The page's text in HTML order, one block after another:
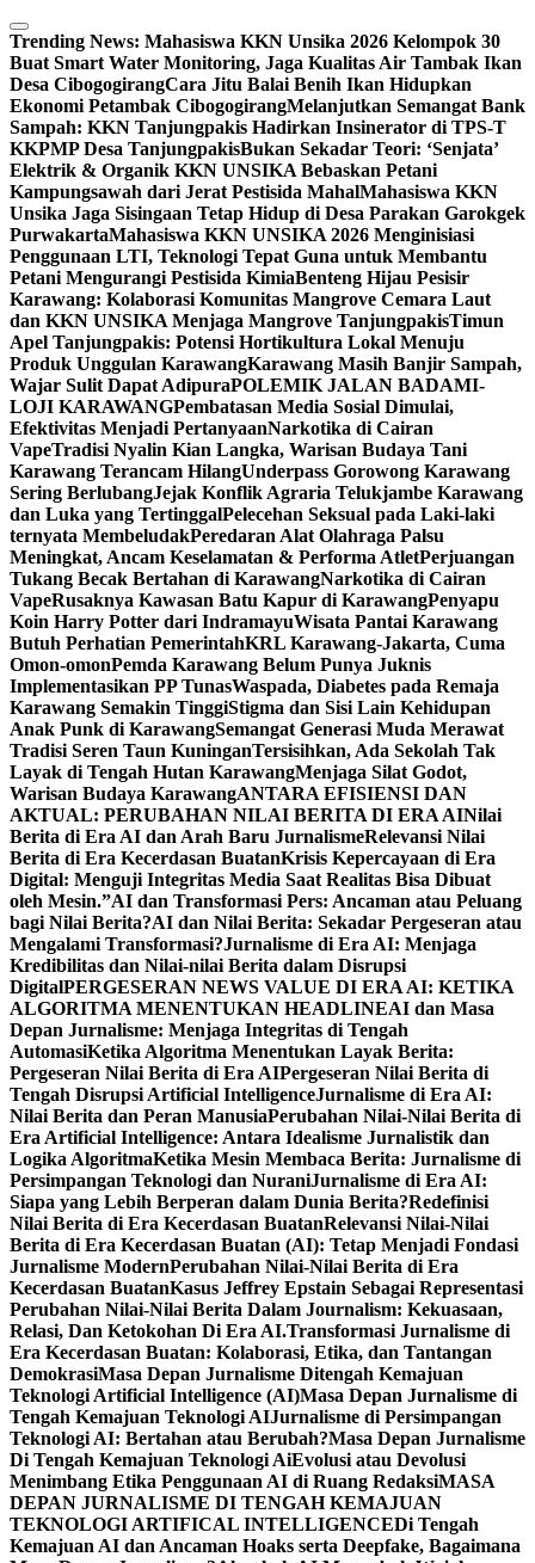
Skip
to
content
Trending News: Mahasiswa KKN Unsika 2026 Kelompok 30
Buat Smart Water Monitoring, Jaga Kualitas Air Tambak Ikan
Desa CibogogirangCara Jitu Balai Benih Ikan Hidupkan
Ekonomi Petambak CibogogirangMelanjutkan Semangat Bank
Sampah: KKN Tanjungpakis Hadirkan Insinerator di TPS-T
KKPMP Desa TanjungpakisBukan Sekadar Teori: ‘Senjata’
Elektrik & Organik KKN UNSIKA Bebaskan Petani
Kampungsawah dari Jerat Pestisida MahalMahasiswa KKN
Unsika Jaga Sisingaan Tetap Hidup di Desa Parakan Garokgek
PurwakartaMahasiswa KKN UNSIKA 2026 Menginisiasi
Penggunaan LTI, Teknologi Tepat Guna untuk Membantu
Petani Mengurangi Pestisida KimiaBenteng Hijau Pesisir
Karawang: Kolaborasi Komunitas Mangrove Cemara Laut
dan KKN UNSIKA Menjaga Mangrove TanjungpakisTimun
Apel Tanjungpakis: Potensi Hortikultura Lokal Menuju
Produk Unggulan KarawangKarawang Masih Banjir Sampah,
Wajar Sulit Dapat AdipuraPOLEMIK JALAN BADAMI-
LOJI KARAWANGPembatasan Media Sosial Dimulai,
Efektivitas Menjadi PertanyaanNarkotika di Cairan
VapeTradisi Nyalin Kian Langka, Warisan Budaya Tani
Karawang Terancam HilangUnderpass Gorowong Karawang
Sering BerlubangJejak Konflik Agraria Telukjambe Karawang
dan Luka yang TertinggalPelecehan Seksual pada Laki-laki
ternyata MembeludakPeredaran Alat Olahraga Palsu
Meningkat, Ancam Keselamatan & Performa AtletPerjuangan
Tukang Becak Bertahan di KarawangNarkotika di Cairan
VapeRusaknya Kawasan Batu Kapur di KarawangPenyapu
Koin Harry Potter dari IndramayuWisata Pantai Karawang
Butuh Perhatian PemerintahKRL Karawang-Jakarta, Cuma
Omon-omonPemda Karawang Belum Punya Juknis
Implementasikan PP TunasWaspada, Diabetes pada Remaja
Karawang Semakin TinggiStigma dan Sisi Lain Kehidupan
Anak Punk di KarawangSemangat Generasi Muda Merawat
Tradisi Seren Taun KuninganTersisihkan, Ada Sekolah Tak
Layak di Tengah Hutan KarawangMenjaga Silat Godot,
Warisan Budaya KarawangANTARA EFISIENSI DAN
AKTUAL: PERUBAHAN NILAI BERITA DI ERA AINilai
Berita di Era AI dan Arah Baru JurnalismeRelevansi Nilai
Berita di Era Kecerdasan BuatanKrisis Kepercayaan di Era
Digital: Menguji Integritas Media Saat Realitas Bisa Dibuat
oleh Mesin.”AI dan Transformasi Pers: Ancaman atau Peluang
bagi Nilai Berita?AI dan Nilai Berita: Sekadar Pergeseran atau
Mengalami Transformasi?Jurnalisme di Era AI: Menjaga
Kredibilitas dan Nilai-nilai Berita dalam Disrupsi
DigitalPERGESERAN NEWS VALUE DI ERA AI: KETIKA
ALGORITMA MENENTUKAN HEADLINEAI dan Masa
Depan Jurnalisme: Menjaga Integritas di Tengah
AutomasiKetika Algoritma Menentukan Layak Berita:
Pergeseran Nilai Berita di Era AIPergeseran Nilai Berita di
Tengah Disrupsi Artificial IntelligenceJurnalisme di Era AI:
Nilai Berita dan Peran ManusiaPerubahan Nilai-Nilai Berita di
Era Artificial Intelligence: Antara Idealisme Jurnalistik dan
Logika AlgoritmaKetika Mesin Membaca Berita: Jurnalisme di
Persimpangan Teknologi dan NuraniJurnalisme di Era AI:
Siapa yang Lebih Berperan dalam Dunia Berita?Redefinisi
Nilai Berita di Era Kecerdasan BuatanRelevansi Nilai-Nilai
Berita di Era Kecerdasan Buatan (AI): Tetap Menjadi Fondasi
Jurnalisme ModernPerubahan Nilai-Nilai Berita di Era
Kecerdasan BuatanKasus Jeffrey Epstain Sebagai Representasi
Perubahan Nilai-Nilai Berita Dalam Journalism: Kekuasaan,
Relasi, Dan Ketokohan Di Era AI.Transformasi Jurnalisme di
Era Kecerdasan Buatan: Kolaborasi, Etika, dan Tantangan
DemokrasiMasa Depan Jurnalisme Ditengah Kemajuan
Teknologi Artificial Intelligence (AI)Masa Depan Jurnalisme di
Tengah Kemajuan Teknologi AIJurnalisme di Persimpangan
Teknologi AI: Bertahan atau Berubah?Masa Depan Jurnalisme
Di Tengah Kemajuan Teknologi AiEvolusi atau Devolusi
Menimbang Etika Penggunaan AI di Ruang RedaksiMASA
DEPAN JURNALISME DI TENGAH KEMAJUAN
TEKNOLOGI ARTIFICAL INTELLIGENCEDi Tengah
Kemajuan AI dan Ancaman Hoaks serta Deepfake, Bagaimana